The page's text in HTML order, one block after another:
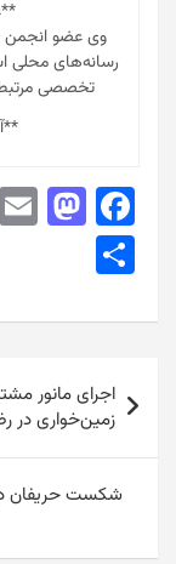
وی عضو انجمن
رسانه‌های
تخصصی
F
a
e
o
o
k
M
a
o
o
n
ar
eراهبری
نوشته
اجرای مانور
زمین‌خواری در
شکست حریفان در